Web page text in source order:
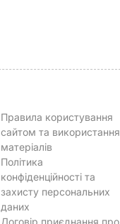
Правила користування
сайтом та використання
матеріалів
Політика
конфіденційності та
захисту персональних
даних